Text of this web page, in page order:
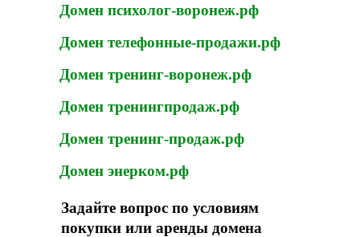
Домен психолог-воронеж.рф
Домен телефонные-продажи.рф
Домен тренинг-воронеж.рф
Домен тренингпродаж.рф
Домен тренинг-продаж.рф
Домен энерком.рф
Задайте вопрос по условиям
покупки или аренды домена